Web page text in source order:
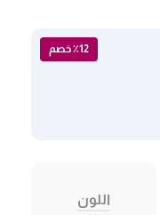
٪12 خصم
اللون